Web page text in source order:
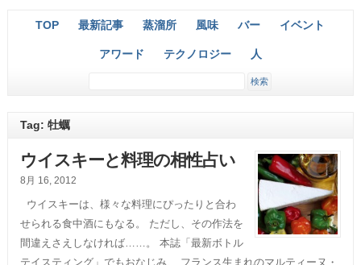
TOP 最新記事 蒸溜所 風味 バー イベント
アワード テクノロジー 人
Tag: 牡蠣
ウイスキーと料理の相性占い
8月 16, 2012
ウイスキーは、様々な料理にぴったりと合わ
せられる食中酒にもなる。 ただし、その作法を
間違えさえしなければ……。 本誌「最新ボトル
テイスティング」でもおなじみ、 フランス生まれのマルティーヌ・